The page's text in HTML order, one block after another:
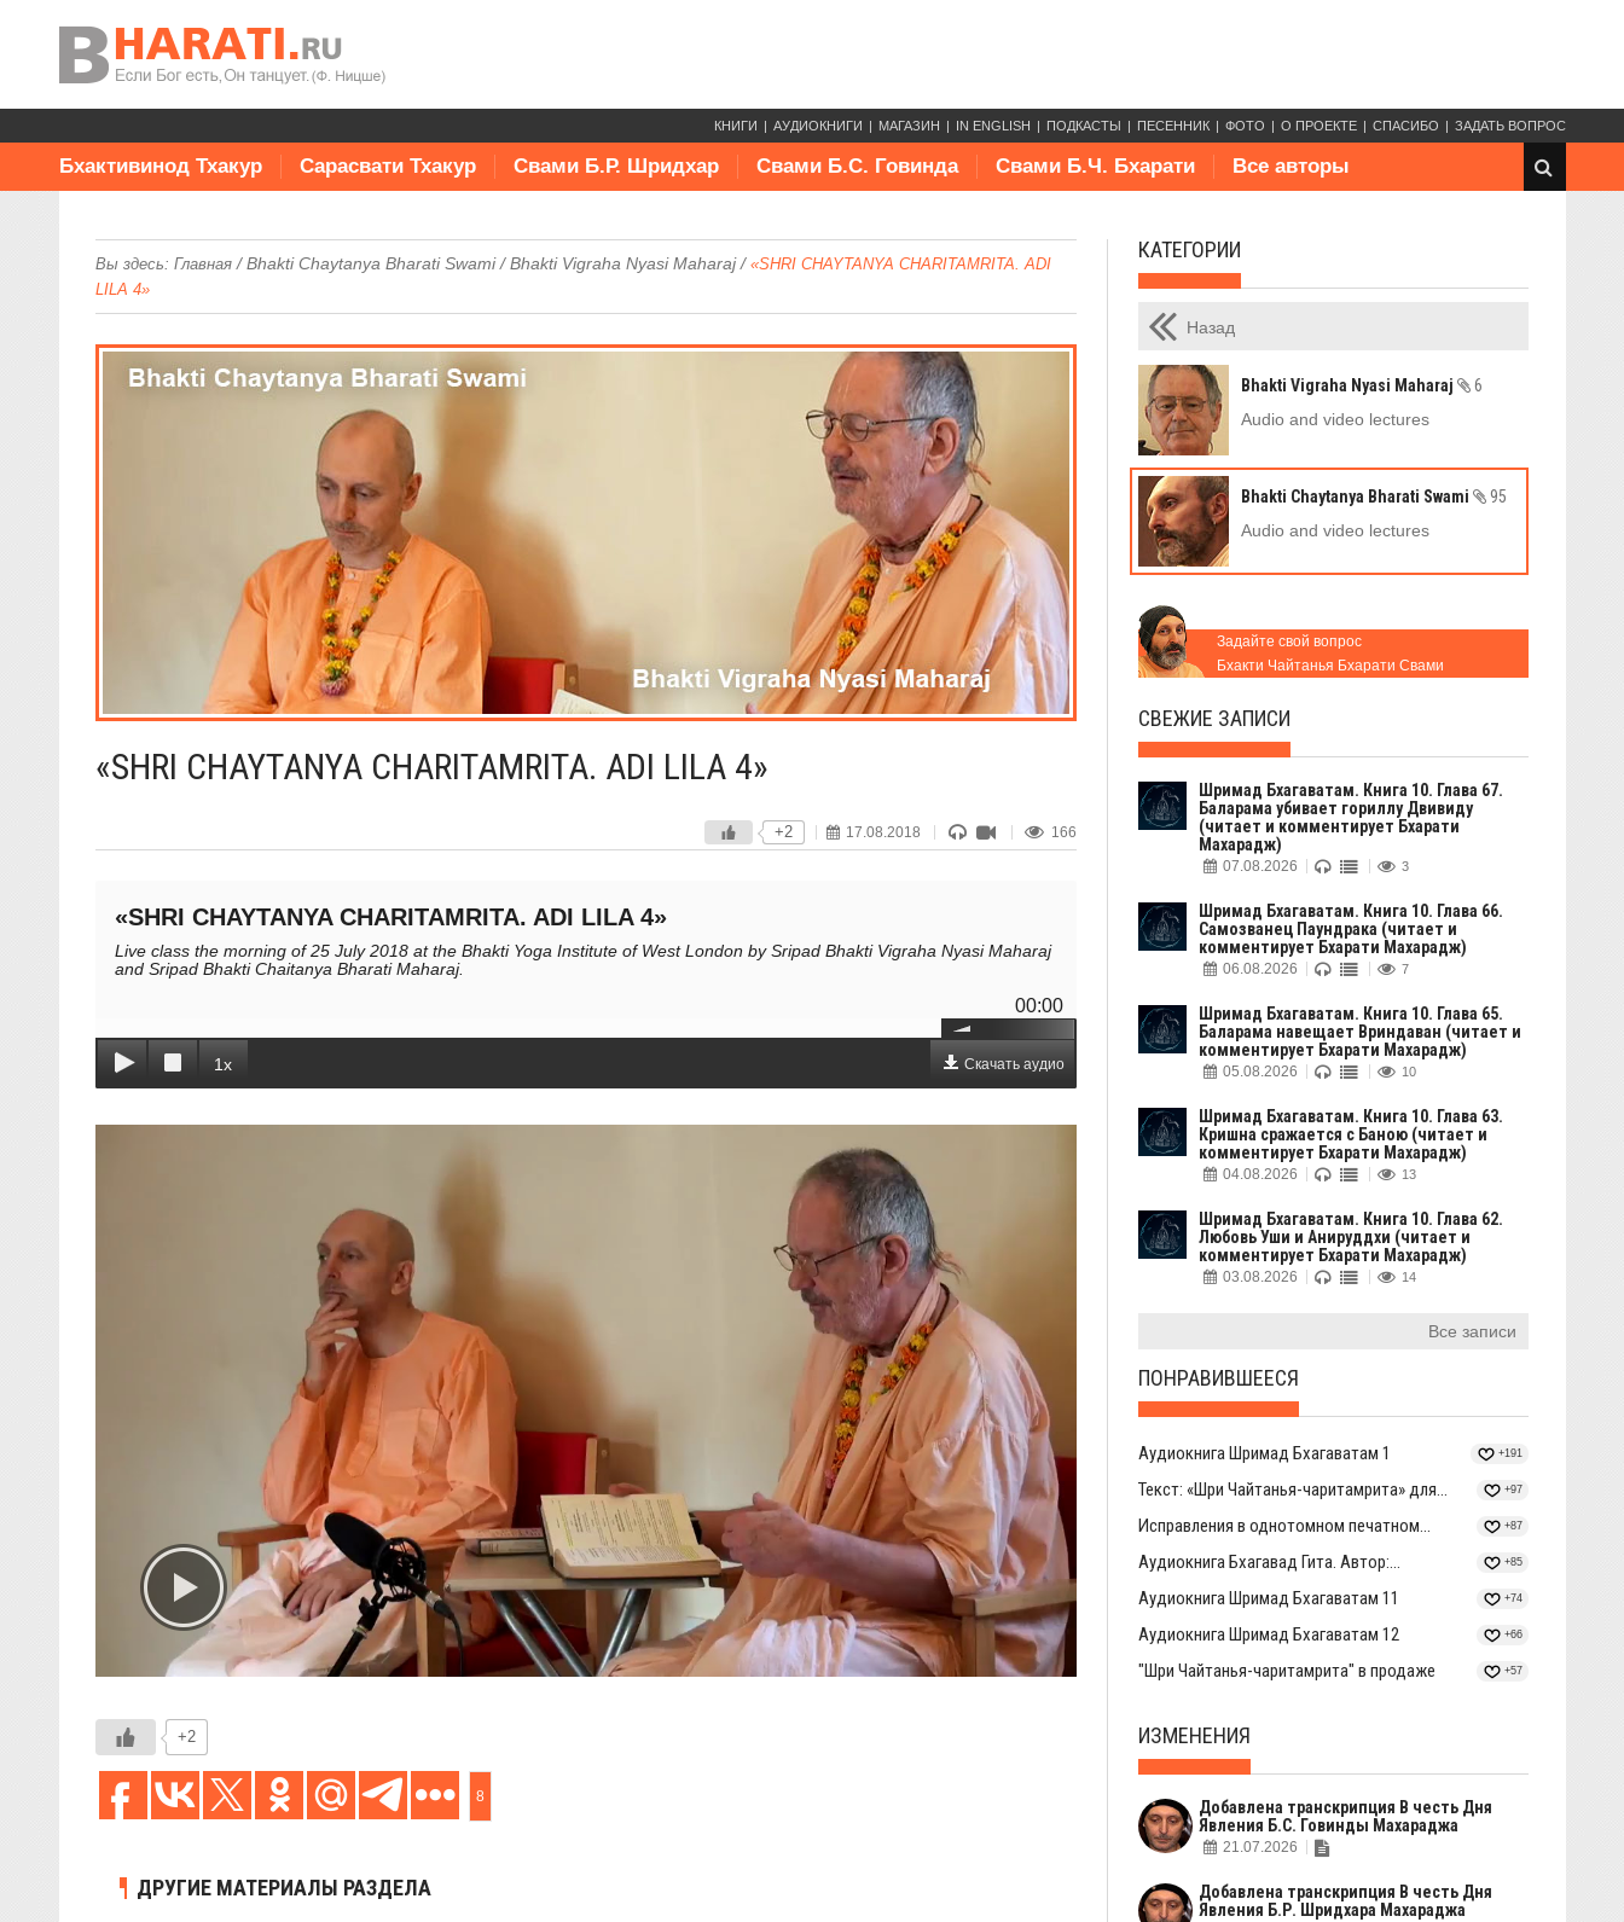
КНИГИ АУДИОКНИГИ МАГАЗИН IN ENGLISH ПОДКАСТЫ ПЕСЕННИК ФОТО О ПРОЕКТЕ СПАСИБО ЗАДАТЬ ВОПРОС
Бхактивинод Тхакур Сарасвати Тхакур Свами Б.Р. Шридхар Свами Б.С. Говинда Свами Б.Ч. Бхарати Все авторы
Вы здесь: Главная/Bhakti Chaytanya Bharati Swami/Bhakti Vigraha Nyasi Maharaj/ «SHRI CHAYTANYA CHARITAMRITA. ADI
LILA 4»
«SHRI CHAYTANYA CHARITAMRITA. ADI LILA 4»
+2 17.08.2018 166
«SHRI CHAYTANYA CHARITAMRITA. ADI LILA 4»
Live class the morning of 25 July 2018 at the Bhakti Yoga Institute of West London by Sripad Bhakti Vigraha Nyasi Maharaj
and Sripad Bhakti Chaitanya Bharati Maharaj.
00:00
1x Скачать аудио
+2
8
ДРУГИЕ МАТЕРИАЛЫ РАЗДЕЛА
КАТЕГОРИИ
Назад
Bhakti Vigraha Nyasi Maharaj
6
Audio and video lectures
Bhakti Chaytanya Bharati Swami
95
Audio and video lectures
Задайте свой вопрос
Бхакти Чайтанья Бхарати Свами
СВЕЖИЕ ЗАПИСИ
Шримад Бхагаватам. Книга 10. Глава 67.
Баларама убивает гориллу Двивиду
(читает и комментирует Бхарати
Махарадж)
07.08.2026 3
Шримад Бхагаватам. Книга 10. Глава 66.
Самозванец Паундрака (читает и
комментирует Бхарати Махарадж)
06.08.2026 7
Шримад Бхагаватам. Книга 10. Глава 65.
Баларама навещает Вриндаван (читает и
комментирует Бхарати Махарадж)
05.08.2026 10
Шримад Бхагаватам. Книга 10. Глава 63.
Кришна сражается с Баною (читает и
комментирует Бхарати Махарадж)
04.08.2026 13
Шримад Бхагаватам. Книга 10. Глава 62.
Любовь Уши и Анируддхи (читает и
комментирует Бхарати Махарадж)
03.08.2026 14
Все записи
ПОНРАВИВШЕЕСЯ
Аудиокнига Шримад Бхагаватам 1 +191
Текст: «Шри Чайтанья-чаритамрита» для... +97
Исправления в однотомном печатном... +87
Аудиокнига Бхагавад Гита. Автор:... +85
Аудиокнига Шримад Бхагаватам 11 +74
Аудиокнига Шримад Бхагаватам 12 +66
"Шри Чайтанья-чаритамрита" в продаже +57
ИЗМЕНЕНИЯ
Добавлена транскрипция В честь Дня
Явления Б.С. Говинды Махараджа
21.07.2026
Добавлена транскрипция В честь Дня
Явления Б.Р. Шридхара Махараджа